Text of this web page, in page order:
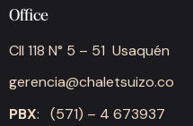
Office
Cll 118 N° 5 – 51 Usaquén
gerencia@chaletsuizo.co
PBX: (571) – 4 673937